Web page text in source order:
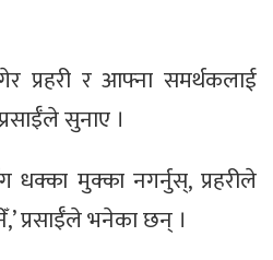
प्रहरी र आफ्ना समर्थकलाई
सुनाए ।
धक्का मुक्का नगर्नुस्, प्रहरीले
प्रसाईँले भनेका छन् ।